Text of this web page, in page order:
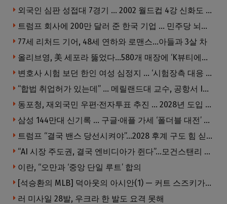
외국인 심판 성접대 7경기 … 2002 월드컵 4강 신화도 흔들
트럼프 회사에 200만 달러 준 한국 기업 … 민주당 뇌물의혹 조사
77세 리처드 기어, 48세 연하와 로맨스…아들과 3살 차
올리브영, 美 세포라 뚫었다…580개 매장에 ‘K뷰티에딧’ 론칭
변호사 시험 보던 한인 여성 심정지 … ‘시험장측 대응 부적절’ 소송
“합법 취업허가 있는데” … 메릴랜드대 교수, 공항서 ICE에 체포, 구금 중
동포청, 재외국민 우편·전자투표 추진 … 2028년 도입 목표
삼성 144만대 신기록 … 구글·애플 가세 ‘폴더블 대전’ 열린다
트럼프 “결국 밴스 당선시켜야”…2028 후계 구도 힘 싣나
“AI 시장 주도권, 결국 엔비디아가 쥔다”…모건스탠리 장담
이란, “오만과 ‘중앙 단일 루트’ 합의
[석승환의 MLB] 덕아웃의 아시안(1) — 커트 스즈키가 우리에게 묻는 것
러 미사일 28발, 우크라 한 발도 요격 못해